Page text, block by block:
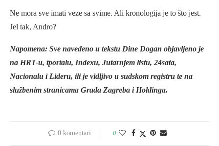
Ne mora sve imati veze sa svime. Ali kronologija je to što jest.
Jel tak, Andro?
Napomena: Sve navedeno u tekstu Dine Dogan objavljeno je
na HRT-u, tportalu, Indexu, Jutarnjem listu, 24sata,
Nacionalu i Lideru, ili je vidljivo u sudskom registru te na
službenim stranicama Grada Zagreba i Holdinga.
0 komentari 0